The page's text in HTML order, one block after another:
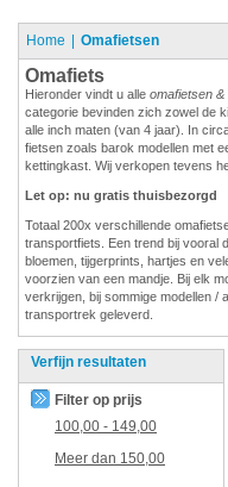
Home Omafietsen
Omafiets
Hieronder vindt u alle omafietsen
categorie bevinden zich zowel de
alle inch maten (van 4 jaar). In
fietsen zoals barok modellen met
kettingkast. Wij verkopen tevens
Let op: nu gratis thuisbezorgd
Totaal 200x verschillende
transportfiets. Een trend bij vooral
bloemen, tijgerprints, hartjes en
voorzien van een mandje. Bij elk
verkrijgen, bij sommige modellen /
transportrek geleverd.
Verfijn resultaten
Filter op prijs
100,00 - 149,00
Meer dan 150,00